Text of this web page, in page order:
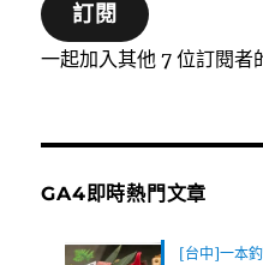
件
位
訂閱
一起加入其他 7 位訂閱者
GA4即時熱門文章
[台中]一本